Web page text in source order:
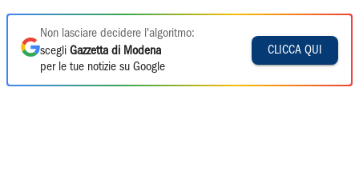
Non lasciare decidere l'algoritmo:
scegli Gazzetta di Modena
per le tue notizie su Google
CLICCA QUI